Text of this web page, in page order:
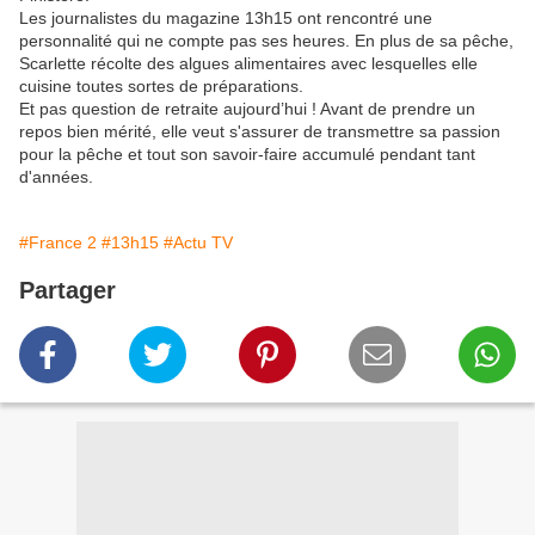
Les journalistes du magazine 13h15 ont rencontré une
personnalité qui ne compte pas ses heures. En plus de sa pêche,
Scarlette récolte des algues alimentaires avec lesquelles elle
cuisine toutes sortes de préparations.
Et pas question de retraite aujourd’hui ! Avant de prendre un
repos bien mérité, elle veut s'assurer de transmettre sa passion
pour la pêche et tout son savoir-faire accumulé pendant tant
d'années.
#France 2 #13h15 #Actu TV
Partager